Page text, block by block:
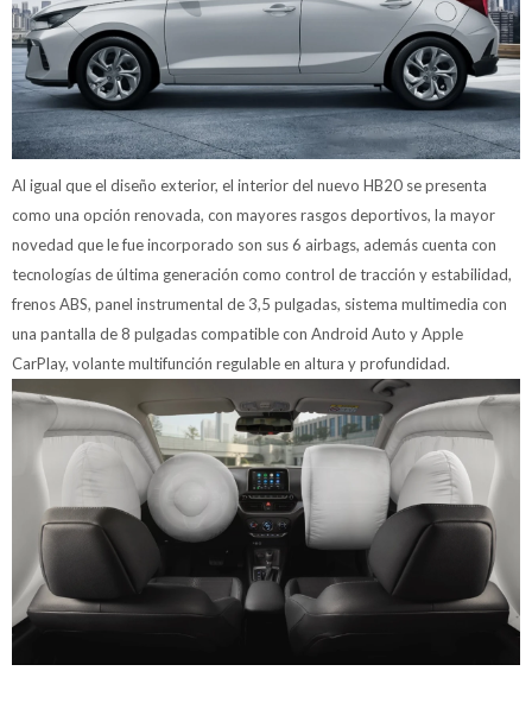
Al igual que el diseño exterior, el interior del nuevo HB20 se presenta
como una opción renovada, con mayores rasgos deportivos, la mayor
novedad que le fue incorporado son sus 6 airbags, además cuenta con
tecnologías de última generación como control de tracción y estabilidad,
frenos ABS, panel instrumental de 3,5 pulgadas, sistema multimedia con
una pantalla de 8 pulgadas compatible con Android Auto y Apple
CarPlay, volante multifunción regulable en altura y profundidad.